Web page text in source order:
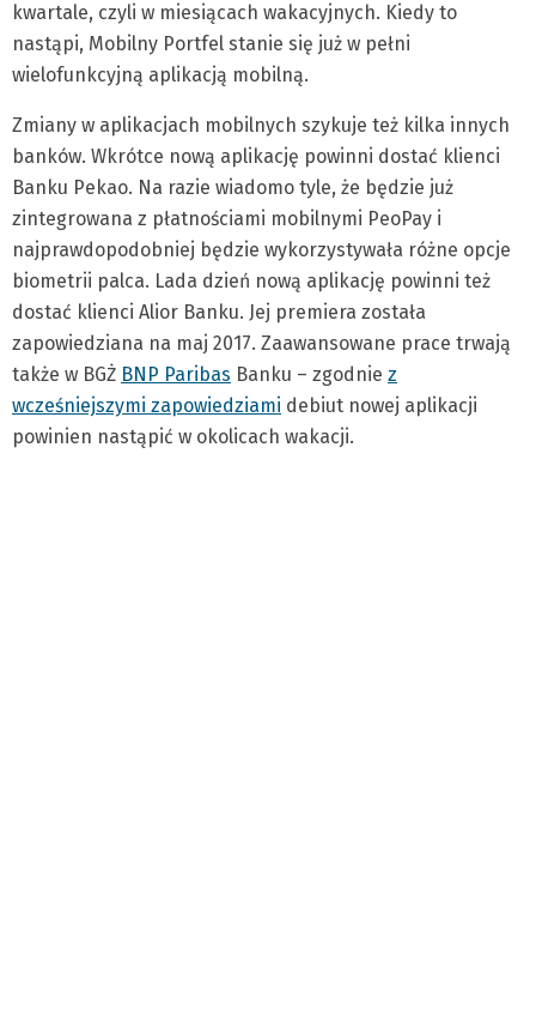
kwartale, czyli w miesiącach wakacyjnych. Kiedy to
nastąpi, Mobilny Portfel stanie się już w pełni
wielofunkcyjną aplikacją mobilną.
Zmiany w aplikacjach mobilnych szykuje też kilka innych
banków. Wkrótce nową aplikację powinni dostać klienci
Banku Pekao. Na razie wiadomo tyle, że będzie już
zintegrowana z płatnościami mobilnymi PeoPay i
najprawdopodobniej będzie wykorzystywała różne opcje
biometrii palca. Lada dzień nową aplikację powinni też
dostać klienci Alior Banku. Jej premiera została
zapowiedziana na maj 2017. Zaawansowane prace trwają
także w BGŻ BNP Paribas Banku – zgodnie z
wcześniejszymi zapowiedziami debiut nowej aplikacji
powinien nastąpić w okolicach wakacji.